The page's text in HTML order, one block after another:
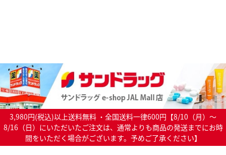
3,980円(税込)以上送料無料 ・全国送料一律600円【8/10（月）～
8/16（日）にいただいたご注文は、通常よりも商品の発送までにお時
間をいただく場合がございます。予めご了承ください】